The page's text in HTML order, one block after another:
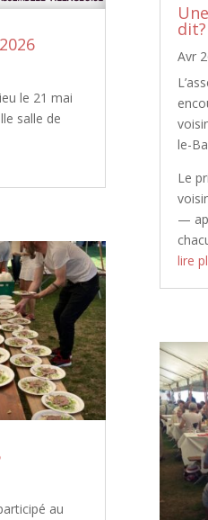
le 21 mai
salle de
au
dit?
Avr
le-
Le
—
lire